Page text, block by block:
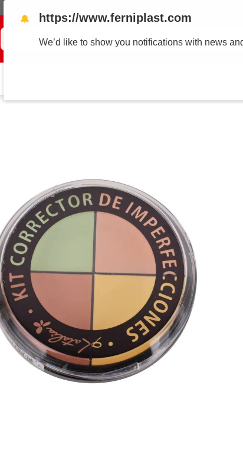
¿Qué estás buscando?
🔔 https://www.ferniplast.com
We’d like to show you notifications with news